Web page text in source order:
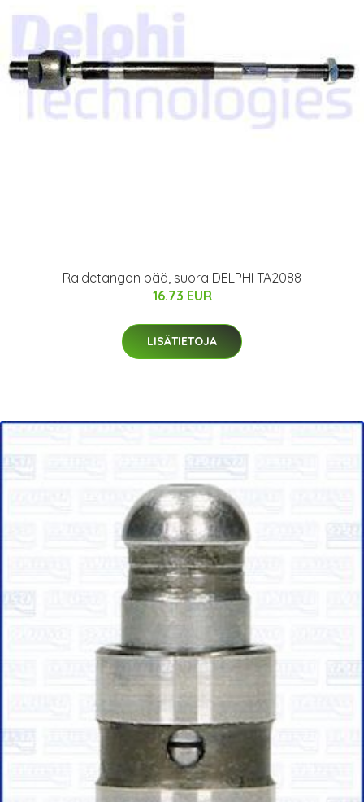
Raidetangon pää, suora DELPHI TA2088
16.73 EUR
LISÄTIETOJA